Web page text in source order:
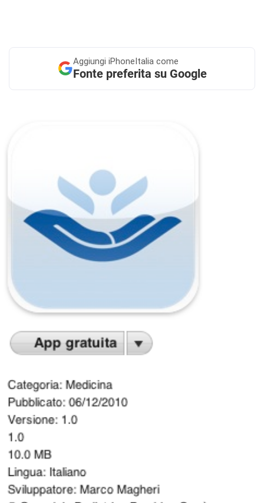
Aggiungi iPhoneItalia come
Fonte preferita su Google